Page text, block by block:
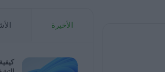
الأخيرة